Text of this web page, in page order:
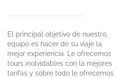
El principal objetivo de nuestro,
equipo es hacer de su viaje la
mejor experiencia. Le ofrecemos
tours inolvidables con la mejores
tarifas y sobre todo le ofrecemos